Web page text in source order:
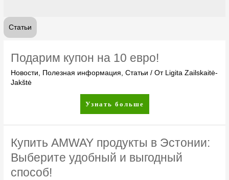
Статьи
Подарим купон на 10 евро!
Новости Полезная информация ,Статьи / От Ligita Zailskaitė-
Jakštė
Подарим
купон
на
10
евро!
Узнать больше
Купить AMWAY продукты в Эстонии:
Выберите удобный и выгодный
способ!